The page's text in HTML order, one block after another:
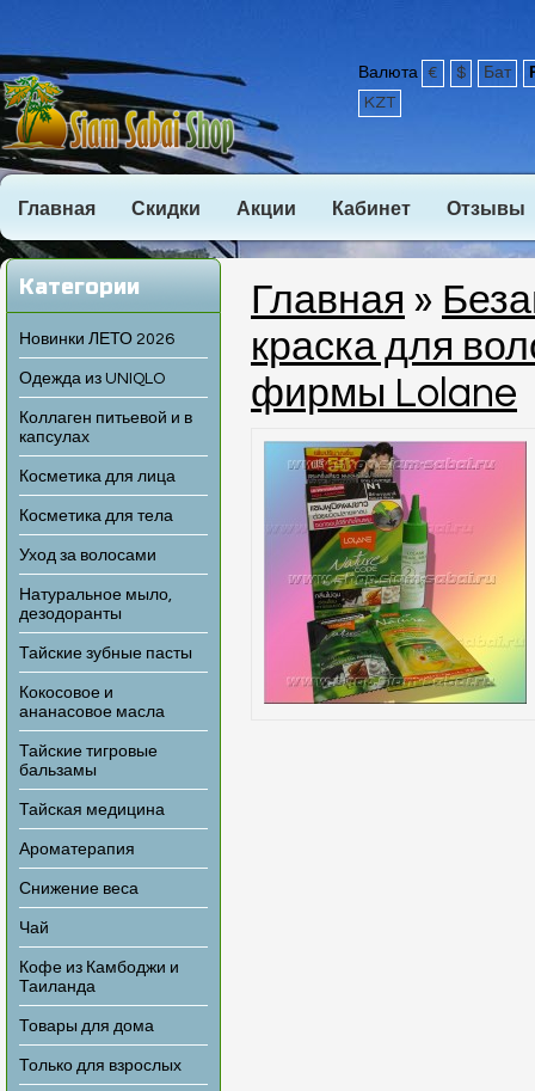
Валюта € $ Бат
KZT
Главная Скидки Акции Кабинет Отзывы
Категории
Новинки ЛЕТО 2026
Одежда из UNIQLO
Коллаген питьевой и в
капсулах
Косметика для лица
Косметика для тела
Уход за волосами
Натуральное мыло,
дезодоранты
Тайские зубные пасты
Кокосовое и
ананасовое масла
Тайские тигровые
бальзамы
Тайская медицина
Ароматерапия
Снижение веса
Чай
Кофе из Камбоджи и
Таиланда
Товары для дома
Только для взрослых
Главная »
краска для
фирмы Lolane